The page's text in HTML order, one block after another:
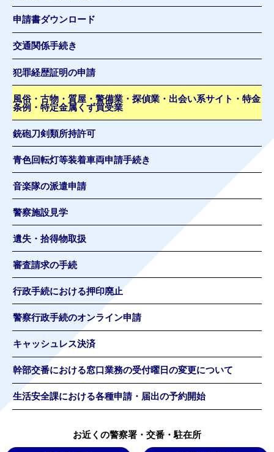
申請書ダウンロード
交通関係手続き
犯罪経歴証明の申請
風俗・古物・質屋・警備業・探偵業・出会い系サイト・特金
条例・特定金属くず買受業
銃砲刀剣類所持許可
青色回転灯等装着車両申請手続き
音楽隊の派遣申請
警察施設見学
遺失・拾得物取扱
審査請求の手続
行政手続における押印廃止
警察行政手続のオンライン申請
キャッシュレス決済
幹部交番における窓口業務の受付曜日の変更について
生活安全課における各種申請・届出の予約開始
お近くの警察署・交番・駐在所